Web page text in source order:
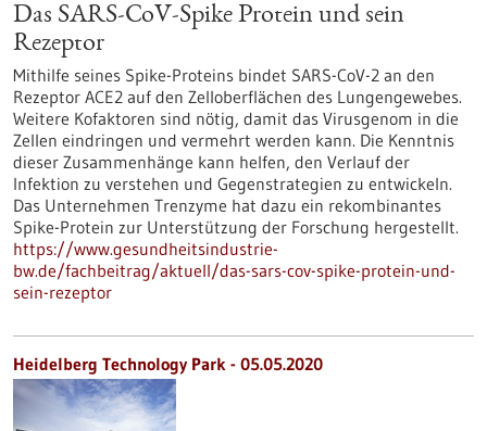
Das SARS-CoV-Spike Protein und sein
Rezeptor
Mithilfe seines Spike-Proteins bindet SARS-CoV-2 an den
Rezeptor ACE2 auf den Zelloberflächen des Lungengewebes.
Weitere Kofaktoren sind nötig, damit das Virusgenom in die
Zellen eindringen und vermehrt werden kann. Die Kenntnis
dieser Zusammenhänge kann helfen, den Verlauf der
Infektion zu verstehen und Gegenstrategien zu entwickeln.
Das Unternehmen Trenzyme hat dazu ein rekombinantes
Spike-Protein zur Unterstützung der Forschung hergestellt.
https://www.gesundheitsindustrie-
bw.de/fachbeitrag/aktuell/das-sars-cov-spike-protein-und-
sein-rezeptor
Heidelberg Technology Park - 05.05.2020